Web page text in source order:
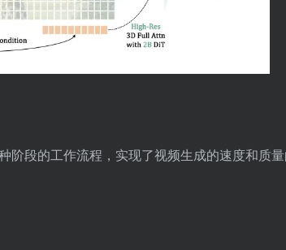
阶段的工作流程，实现了视频生成的速度和质